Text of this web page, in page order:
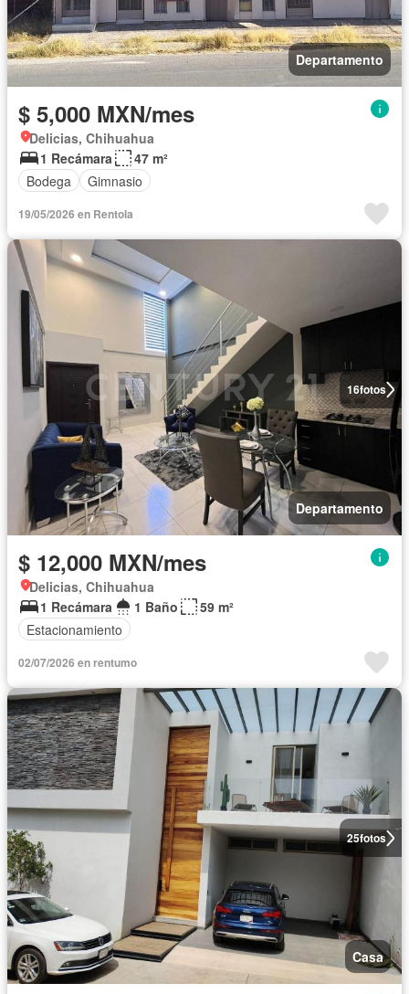
Departamento
$ 5,000 MXN/mes
Delicias, Chihuahua
1 Recámara
47 m²
Bodega
Gimnasio
19/05/2026 en Rentola
16fotos
Departamento
$ 12,000 MXN/mes
Delicias, Chihuahua
1 Recámara
1 Baño
59 m²
Estacionamiento
02/07/2026 en rentumo
25fotos
Casa